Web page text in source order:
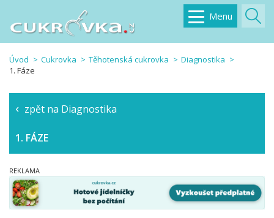
Menu
Úvod Cukrovka Těhotenská cukrovka
Diagnostika
1. Fáze
zpět na Diagnostika
1. FÁZE